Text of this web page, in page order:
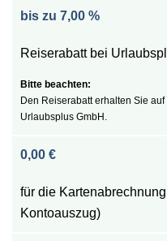
bis zu 7,00 %
Reiserabatt bei
Den Reiserabatt erhalten Sie
Urlaubsplus GmbH.
0,00 €
für die
Kontoauszug)